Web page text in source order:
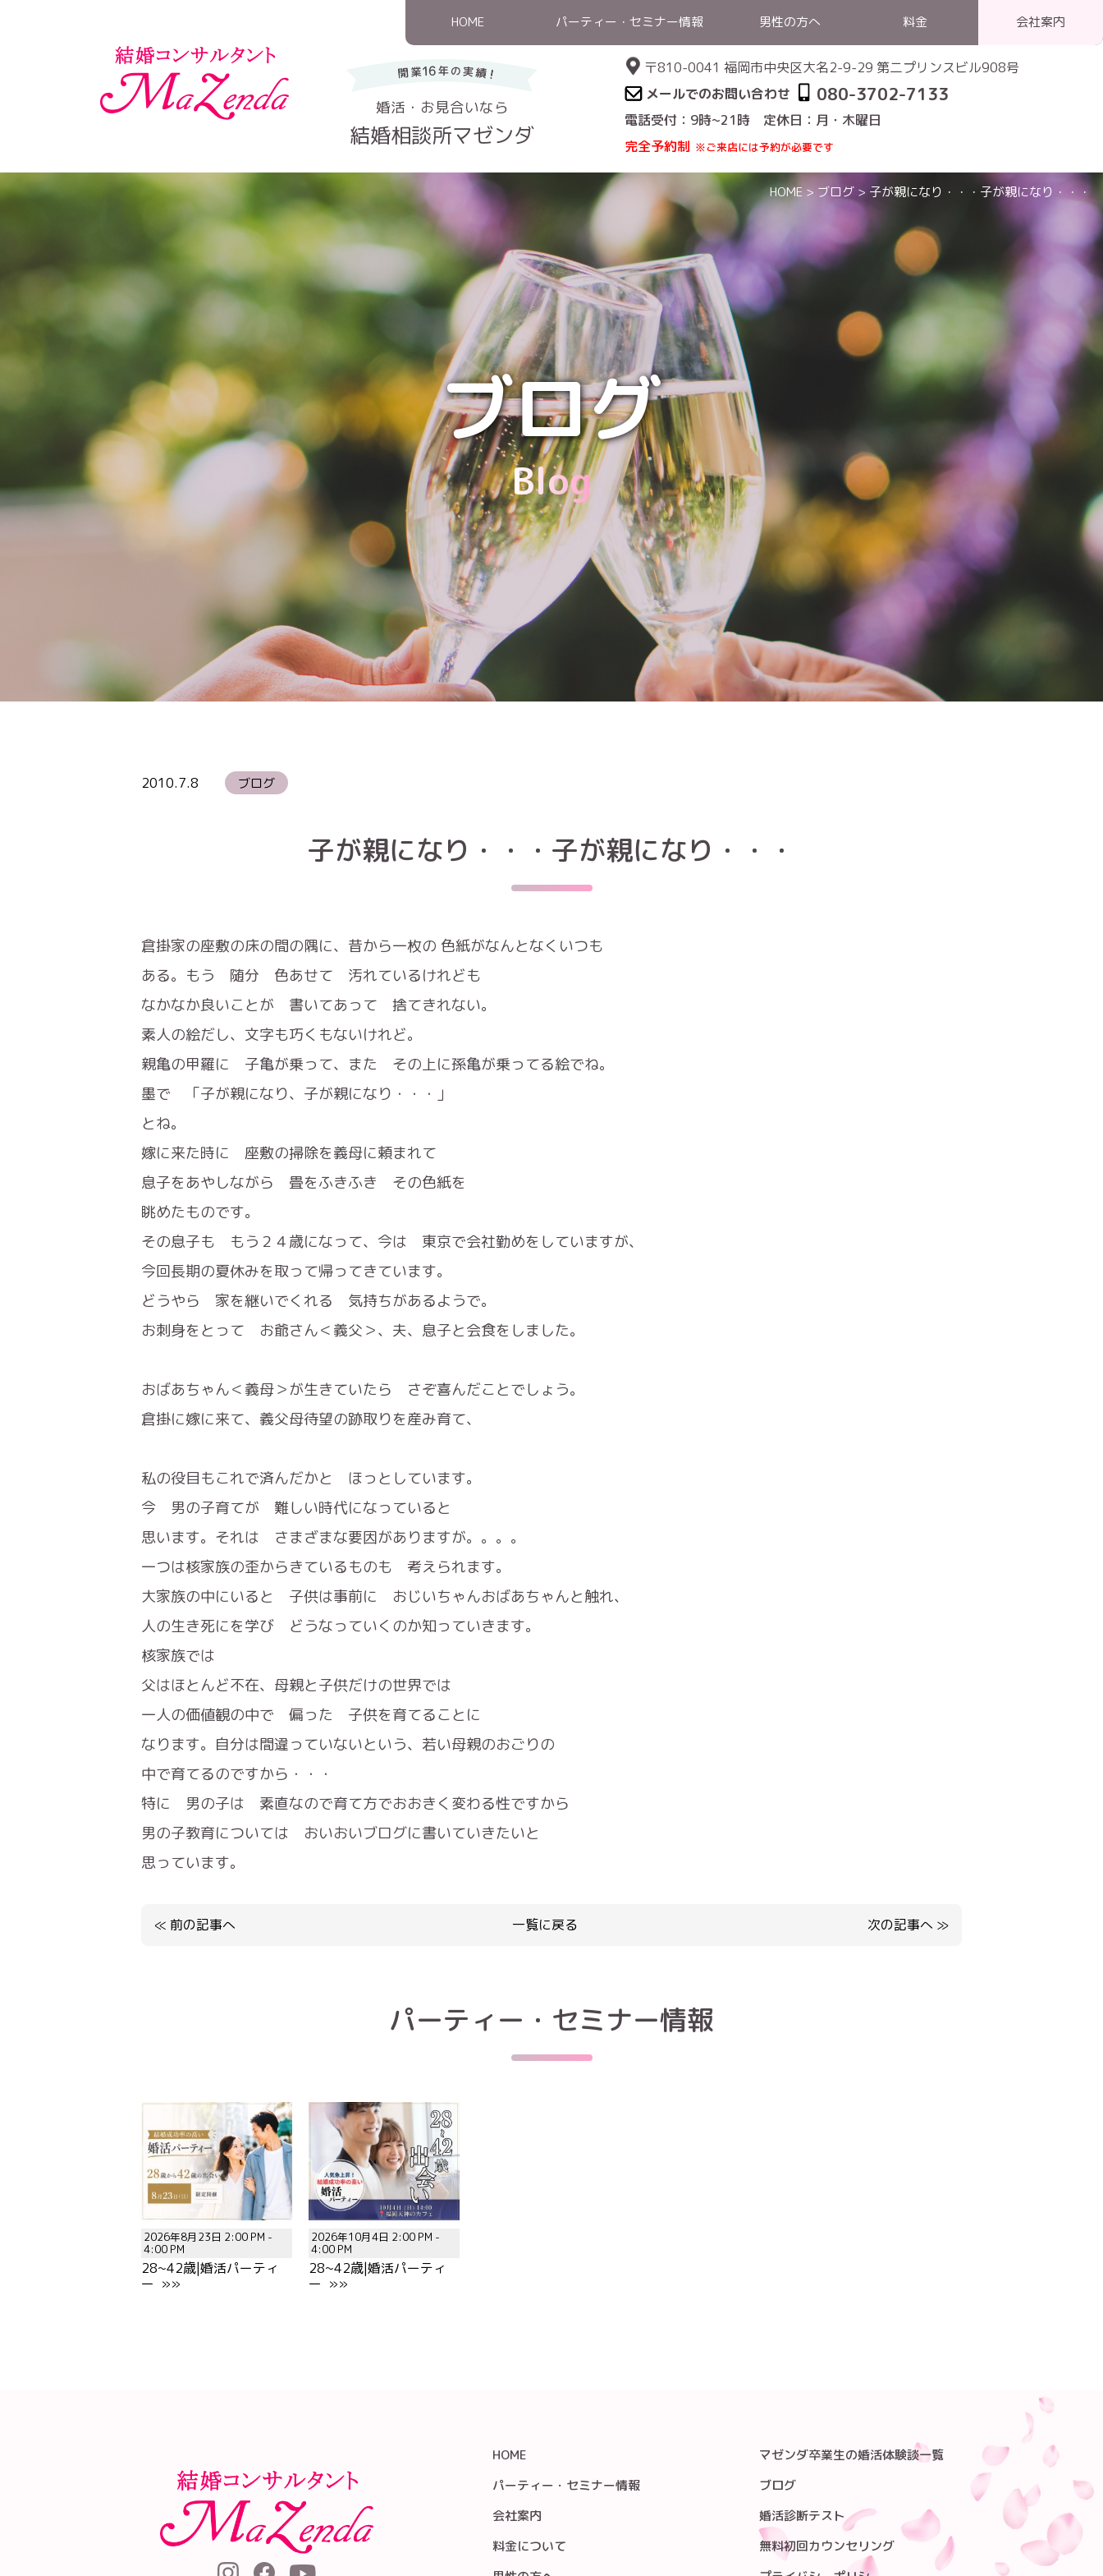
HOME パーティー・セミナー情報 男性の方へ 料金 会社案内
婚活・お見合いなら
結婚相談所マゼンダ
〒810-0041 福岡市中央区大名2-9-29 第二プリンスビル908号
メールでのお問い合わせ
080-3702-7133
電話受付：9時~21時 定休日：月・木曜日
完全予約制 ※ご来店には予約が必要です
ブログ
Blog
HOME> ブログ > 子が親になり・・・子が親になり・・・
2010.7.8 ブログ
子が親になり・・・子が親になり・・・
倉掛家の座敷の床の間の隅に、昔から一枚の 色紙がなんとなくいつも
ある。もう 随分 色あせて 汚れているけれども
なかなか良いことが 書いてあって 捨てきれない。
素人の絵だし、文字も巧くもないけれど。
親亀の甲羅に 子亀が乗って、また その上に孫亀が乗ってる絵でね。
墨で 「子が親になり、子が親になり・・・」
とね。
嫁に来た時に 座敷の掃除を義母に頼まれて
息子をあやしながら 畳をふきふき その色紙を
眺めたものです。
その息子も もう２４歳になって、今は 東京で会社勤めをしていますが、
今回長期の夏休みを取って帰ってきています。
どうやら 家を継いでくれる 気持ちがあるようで。
お刺身をとって お爺さん＜義父＞、夫、息子と会食をしました。
おばあちゃん＜義母＞が生きていたら さぞ喜んだことでしょう。
倉掛に嫁に来て、義父母待望の跡取りを産み育て、
私の役目もこれで済んだかと ほっとしています。
今 男の子育てが 難しい時代になっていると
思います。それは さまざまな要因がありますが。。。。
一つは核家族の歪からきているものも 考えられます。
大家族の中にいると 子供は事前に おじいちゃんおばあちゃんと触れ、
人の生き死にを学び どうなっていくのか知っていきます。
核家族では
父はほとんど不在、母親と子供だけの世界では
一人の価値観の中で 偏った 子供を育てることに
なります。自分は間違っていないという、若い母親のおごりの
中で育てるのですから・・・
特に 男の子は 素直なので育て方でおおきく変わる性ですから
男の子教育については おいおいブログに書いていきたいと
思っています。
≪ 前の記事へ 一覧に戻る 次の記事へ ≫
パーティー・セミナー情報
2026年8月23日 2:00 PM -
4:00 PM
28~42歳|婚活パーティ
ー »»
2026年10月4日 2:00 PM -
4:00 PM
28~42歳|婚活パーティ
ー »»
HOME
パーティー・セミナー情報
会社案内
料金について
マゼンダ卒業生の婚活体験談一覧
ブログ
婚活診断テスト
無料初回カウンセリング